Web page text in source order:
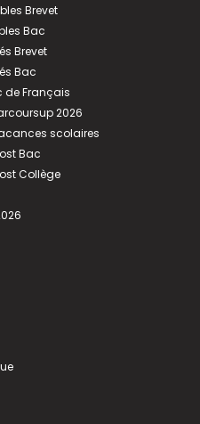
Brevet
Bac
Brevet
Bac
de Français
2026
scolaires
Bac
Collège